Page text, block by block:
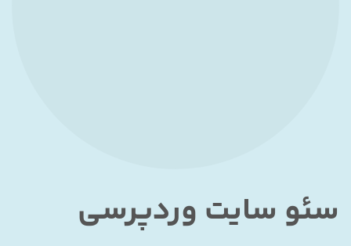
سئو سایت وردپرسی